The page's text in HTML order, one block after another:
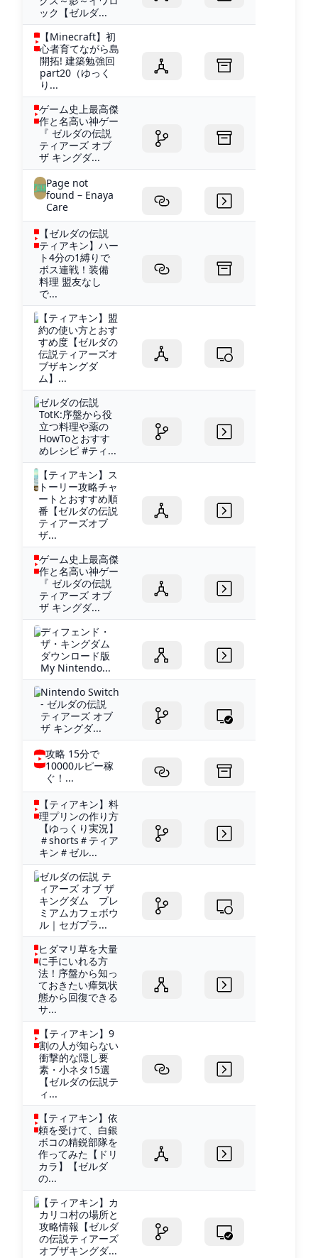
ック【ゼルダ...
【Minecraft】初
心者育てながら島
開拓! 建築勉強回
part20（ゆっく
り...
ゲーム史上最高傑
作と名高い神ゲー
『 ゼルダの伝説
ティアーズ オブ
ザ キングダ...
Page not
found – Enaya
Care
【ゼルダの伝説
ティアキン】ハー
ト4分の1縛りで
ボス連戦！装備
料理 盟友なし
で...
【ティアキン】盟
約の使い方とおす
すめ度【ゼルダの
伝説ティアーズオ
ブザキングダ
ム】...
ゼルダの伝説
TotK:序盤から役
立つ料理や薬の
HowToとおすす
めレシピ #ティ...
【ティアキン】ス
トーリー攻略チャ
ートとおすすめ順
番【ゼルダの伝説
ティアーズオブ
ザ...
ゲーム史上最高傑
作と名高い神ゲー
『 ゼルダの伝説
ティアーズ オブ
ザ キングダ...
ディフェンド・
ザ・キングダム
ダウンロード版
My Nintendo...
Nintendo Switch
- ゼルダの伝説
ティアーズ オブ
ザ キングダ...
攻略 15分で
10000ルピー稼
ぐ！...
【ティアキン】料
理プリンの作り方
【ゆっくり実況】
＃shorts＃ティア
キン＃ゼル...
ゼルダの伝説 テ
ィアーズ オブ ザ
キングダム プレ
ミアムカフェボウ
ル｜セガプラ...
ヒダマリ草を大量
に手にいれる方
法！序盤から知っ
ておきたい瘴気状
態から回復できる
サ...
【ティアキン】9
割の人が知らない
衝撃的な隠し要
素・小ネタ15選
【ゼルダの伝説テ
ィ...
【ティアキン】依
頼を受けて、白銀
ボコの精鋭部隊を
作ってみた【ドリ
カラ】【ゼルダ
の...
【ティアキン】カ
カリコ村の場所と
攻略情報【ゼルダ
の伝説ティアーズ
オブザキングダ...